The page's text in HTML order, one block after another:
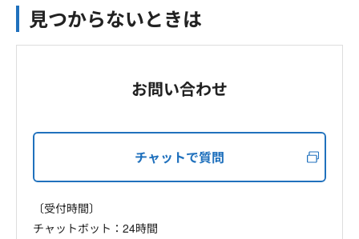
見つからないときは
お問い合わせ
チャットで質問
〔受付時間〕
チャットボット：24時間